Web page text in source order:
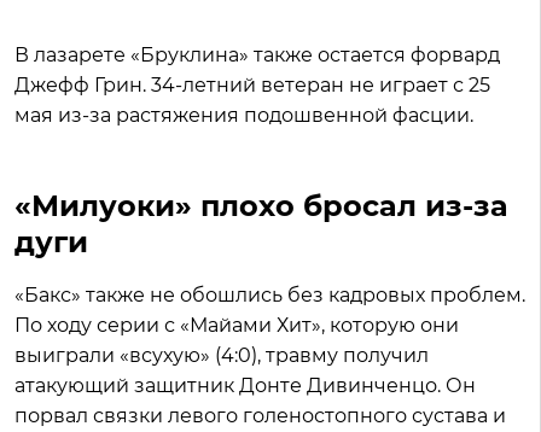
В лазарете «Бруклина» также остается форвард
Джефф Грин. 34-летний ветеран не играет с 25
мая из-за растяжения подошвенной фасции.
«Милуоки» плохо бросал из-за
дуги
«Бакс» также не обошлись без кадровых проблем.
По ходу серии с «Майами Хит», которую они
выиграли «всухую» (4:0), травму получил
атакующий защитник Донте Дивинченцо. Он
порвал связки левого голеностопного сустава и